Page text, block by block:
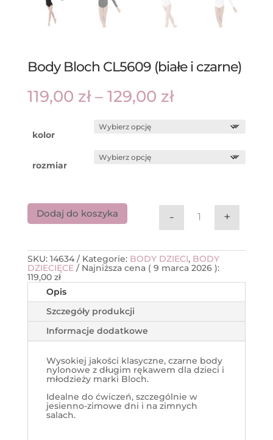
Body Bloch CL5609 (białe i czarne)
119,00 zł – 129,00 złZakres
119,00 zł
kolor
rozmiar
ilość Body Bloch
- +
Dodaj do koszyka
SKU: 14634 Kategorie: BODY DZIECI, BODY
DZIECIĘCE
Najniższa cena ( 9 marca 2026):
119,00 zł
Opis
Szczegóły produkcji
Informacje dodatkowe
Wysokiej jakości klasyczne, czarne body
nylonowe z długim rękawem dla dzieci i
młodzieży marki Bloch.
Idealne do ćwiczeń, szczególnie w
jesienno-zimowe dni i na zimnych
salach.